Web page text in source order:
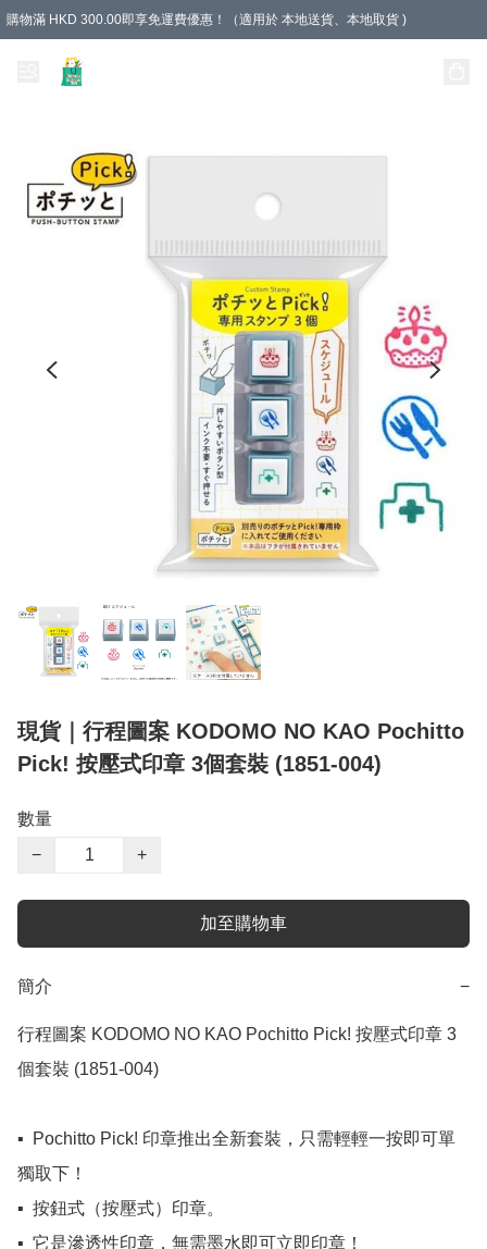
購物滿 HKD 300.00即享免運費優惠！（適用於 本地送貨、本地取貨 )
現貨｜行程圖案 KODOMO NO KAO Pochitto
Pick! 按壓式印章 3個套裝 (1851-004)
數量
−
+
加至購物車
簡介 −
行程圖案 KODOMO NO KAO Pochitto Pick! 按壓式印章 3
個套裝 (1851-004)
▪️  Pochitto Pick! 印章推出全新套裝，只需輕輕一按即可單
獨取下！
▪️  按鈕式（按壓式）印章。
▪️  它是滲透性印章，無需墨水即可立即印章！